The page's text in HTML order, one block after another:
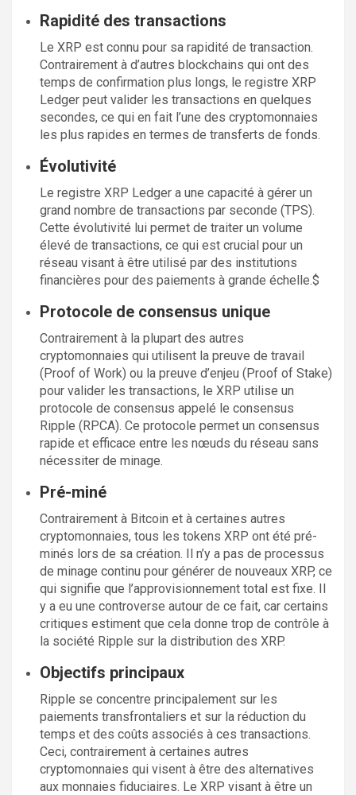
Rapidité des transactions
Le XRP est connu pour sa rapidité de transaction.
Contrairement à d’autres blockchains qui ont des
temps de confirmation plus longs, le registre XRP
Ledger peut valider les transactions en quelques
secondes, ce qui en fait l’une des cryptomonnaies
les plus rapides en termes de transferts de fonds.
Évolutivité
Le registre XRP Ledger a une capacité à gérer un
grand nombre de transactions par seconde (TPS).
Cette évolutivité lui permet de traiter un volume
élevé de transactions, ce qui est crucial pour un
réseau visant à être utilisé par des institutions
financières pour des paiements à grande échelle.$
Protocole de consensus unique
Contrairement à la plupart des autres
cryptomonnaies qui utilisent la preuve de travail
(Proof of Work) ou la preuve d’enjeu (Proof of Stake)
pour valider les transactions, le XRP utilise un
protocole de consensus appelé le consensus
Ripple (RPCA). Ce protocole permet un consensus
rapide et efficace entre les nœuds du réseau sans
nécessiter de minage.
Pré-miné
Contrairement à Bitcoin et à certaines autres
cryptomonnaies, tous les tokens XRP ont été pré-
minés lors de sa création. Il n’y a pas de processus
de minage continu pour générer de nouveaux XRP, ce
qui signifie que l’approvisionnement total est fixe. Il
y a eu une controverse autour de ce fait, car certains
critiques estiment que cela donne trop de contrôle à
la société Ripple sur la distribution des XRP.
Objectifs principaux
Ripple se concentre principalement sur les
paiements transfrontaliers et sur la réduction du
temps et des coûts associés à ces transactions.
Ceci, contrairement à certaines autres
cryptomonnaies qui visent à être des alternatives
aux monnaies fiduciaires. Le XRP visant à être un